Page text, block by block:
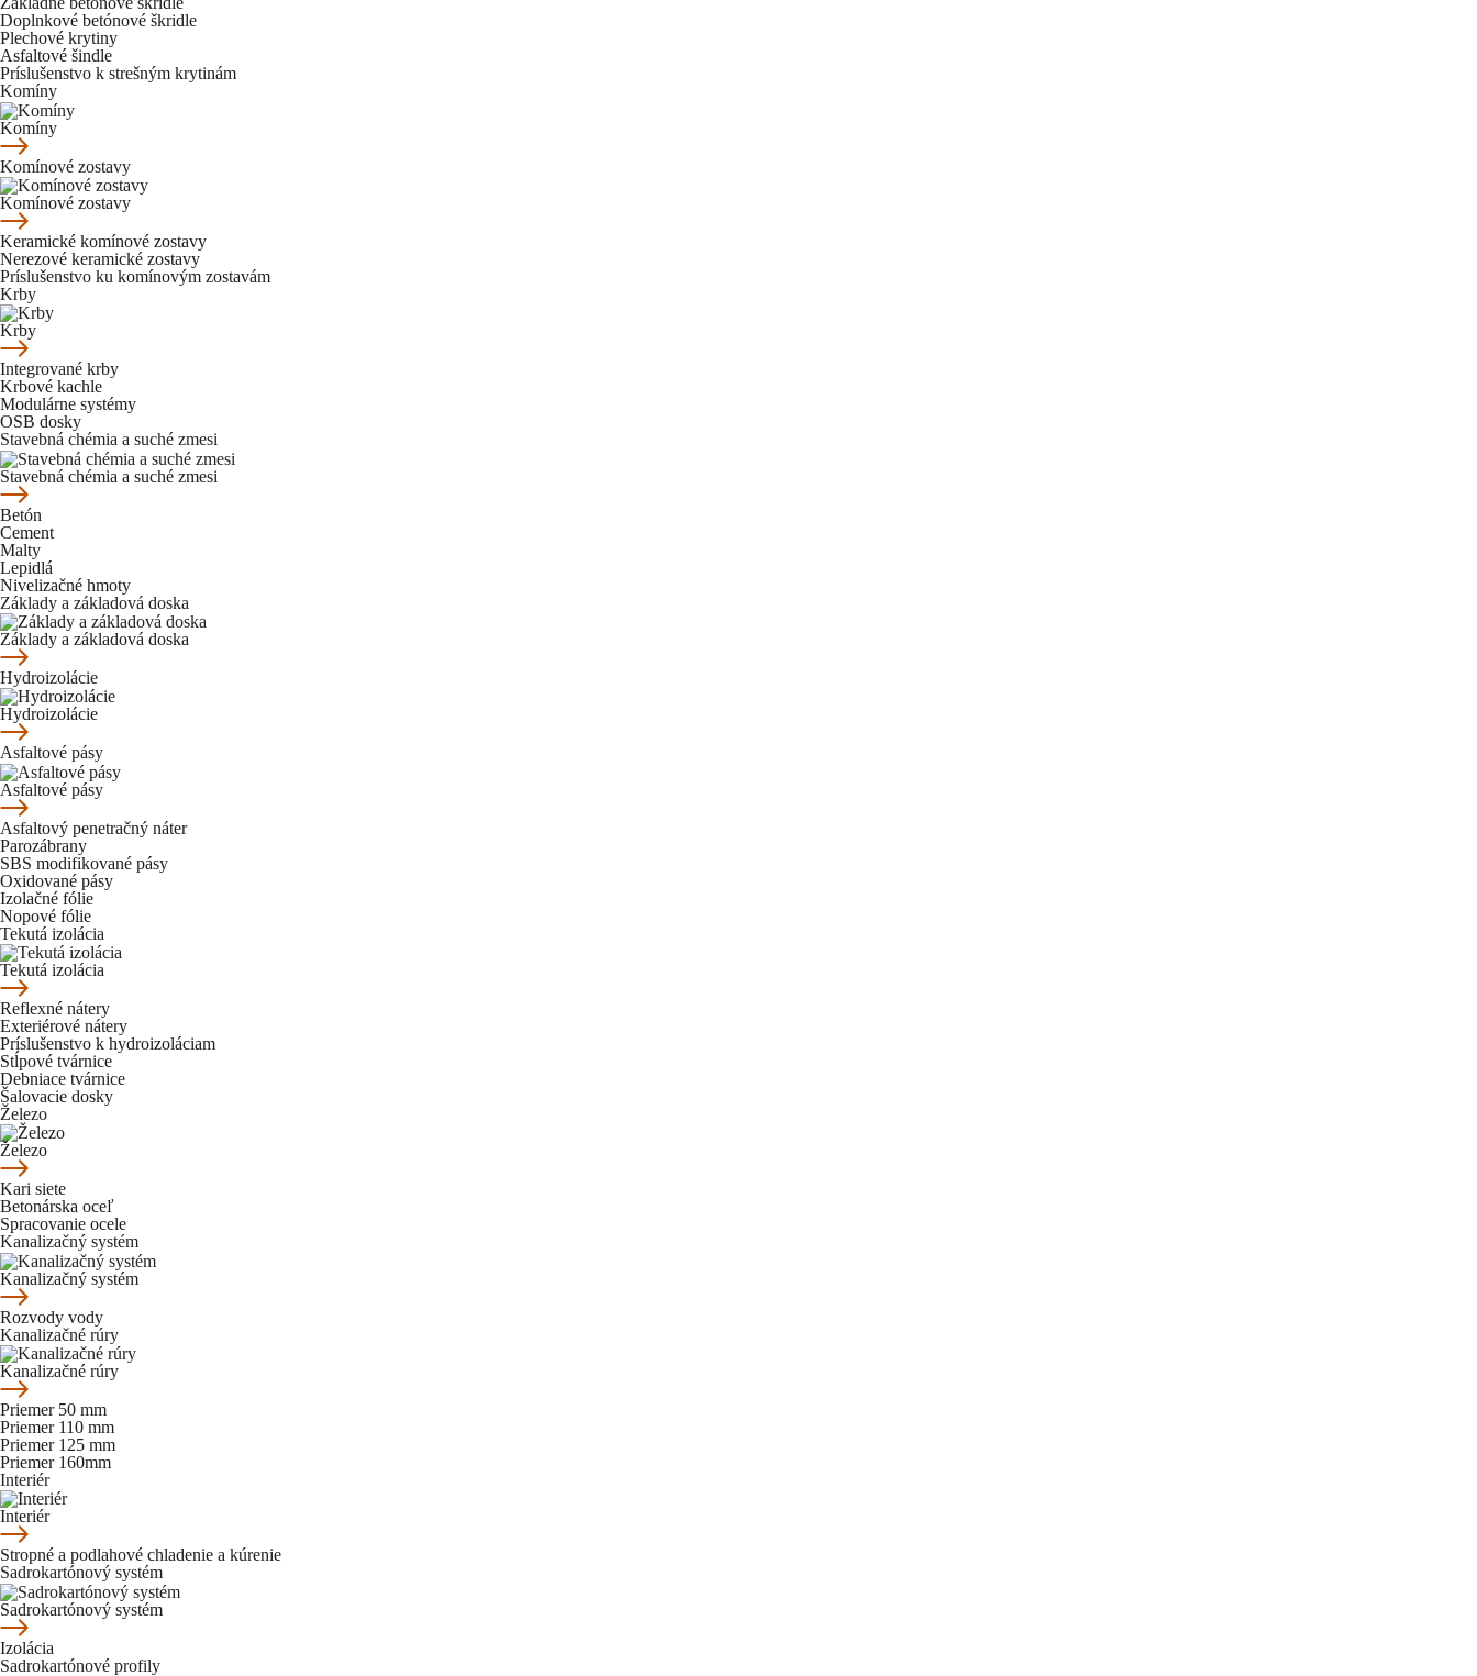
Doplnkové betónové škridle
Plechové krytiny
Asfaltové šindle
Príslušenstvo k strešným krytinám
Komíny
Komíny
Komínové zostavy
Komínové zostavy
Keramické komínové zostavy
Nerezové keramické zostavy
Príslušenstvo ku komínovým zostavám
Krby
Krby
Integrované krby
Krbové kachle
Modulárne systémy
OSB dosky
Stavebná chémia a suché zmesi
Stavebná chémia a suché zmesi
Betón
Cement
Malty
Lepidlá
Nivelizačné hmoty
Základy a základová doska
Základy a základová doska
Hydroizolácie
Hydroizolácie
Asfaltové pásy
Asfaltové pásy
Asfaltový penetračný náter
Parozábrany
SBS modifikované pásy
Oxidované pásy
Izolačné fólie
Nopové fólie
Tekutá izolácia
Tekutá izolácia
Reflexné nátery
Exteriérové nátery
Príslušenstvo k hydroizoláciam
Stĺpové tvárnice
Debniace tvárnice
Šalovacie dosky
Železo
Železo
Kari siete
Betonárska oceľ
Spracovanie ocele
Kanalizačný systém
Kanalizačný systém
Rozvody vody
Kanalizačné rúry
Kanalizačné rúry
Priemer 50 mm
Priemer 110 mm
Priemer 125 mm
Priemer 160mm
Interiér
Interiér
Stropné a podlahové chladenie a kúrenie
Sadrokartónový systém
Sadrokartónový systém
Izolácia
Sadrokartónové profily